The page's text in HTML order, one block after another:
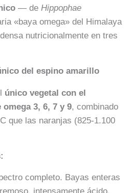
— de Hippophae
«baya omega» del Himalaya
nutricionalmente en tres
del espino amarillo
único vegetal con el
3, 6, 7 y 9, combinado
que las naranjas (825-1.100
completo. Bayas enteras